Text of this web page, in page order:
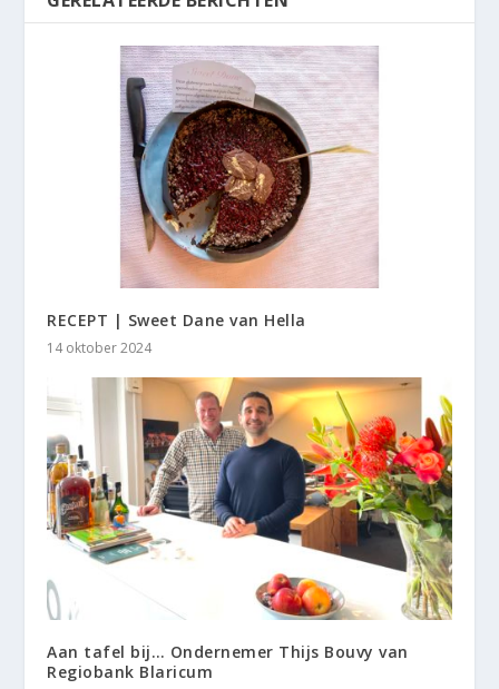
RECEPT | Sweet Dane van Hella
14 oktober 2024
Aan tafel bij… Ondernemer Thijs Bouvy van
Regiobank Blaricum